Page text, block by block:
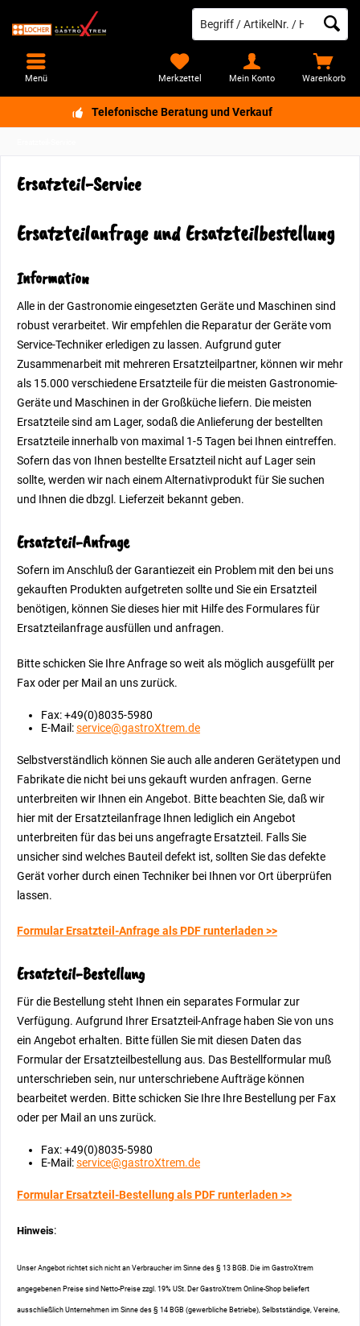
Telefonische Beratung und Verkauf
Warenkorb
Merkzettel Mein Konto
Menü
Ersatzteil-Service
Ersatzteilanfrage und Ersatzteilbestellung
Information
Alle in der Gastronomie eingesetzten Geräte und Maschinen sind
robust verarbeitet. Wir empfehlen die Reparatur der Geräte vom
Service-Techniker erledigen zu lassen. Aufgrund guter
Zusammenarbeit mit mehreren Ersatzteilpartner, können wir mehr
als 15.000 verschiedene Ersatzteile für die meisten Gastronomie-
Geräte und Maschinen in der Großküche liefern. Die meisten
Ersatzteile sind am Lager, sodaß die Anlieferung der bestellten
Ersatzteile innerhalb von maximal 1-5 Tagen bei Ihnen eintreffen.
Sofern das von Ihnen bestellte Ersatzteil nicht auf Lager sein
sollte, werden wir nach einem Alternativprodukt für Sie suchen
und Ihnen die dbzgl. Lieferzeit bekannt geben.
Ersatzteil-Anfrage
Sofern im Anschluß der Garantiezeit ein Problem mit den bei uns
gekauften Produkten aufgetreten sollte und Sie ein Ersatzteil
benötigen, können Sie dieses hier mit Hilfe des Formulares für
Ersatzteilanfrage ausfüllen und anfragen.
Bitte schicken Sie Ihre Anfrage so weit als möglich ausgefüllt per
Fax oder per Mail an uns zurück.
Fax: +49(0)8035-5980
E-Mail:service@gastroXtrem.de
Selbstverständlich können Sie auch alle anderen Gerätetypen und
Fabrikate die nicht bei uns gekauft wurden anfragen. Gerne
unterbreiten wir Ihnen ein Angebot. Bitte beachten Sie, daß wir
hier mit der Ersatzteilanfrage Ihnen lediglich ein Angebot
unterbreiten für das bei uns angefragte Ersatzteil. Falls Sie
unsicher sind welches Bauteil defekt ist, sollten Sie das defekte
Gerät vorher durch einen Techniker bei Ihnen vor Ort überprüfen
lassen.
Formular Ersatzteil-Anfrage als PDF runterladen >>
Ersatzteil-Bestellung
Für die Bestellung steht Ihnen ein separates Formular zur
Verfügung. Aufgrund Ihrer Ersatzteil-Anfrage haben Sie von uns
ein Angebot erhalten. Bitte füllen Sie mit diesen Daten das
Formular der Ersatzteilbestellung aus. Das Bestellformular muß
unterschrieben sein, nur unterschriebene Aufträge können
bearbeitet werden. Bitte schicken Sie Ihre Ihre Bestellung per Fax
oder per Mail an uns zurück.
Fax: +49(0)8035-5980
E-Mail:service@gastroXtrem.de
Formular Ersatzteil-Bestellung als PDF runterladen >>
Hinweis:
Unser Angebot richtet sich nicht an Verbraucher im Sinne des § 13 BGB. Die im GastroXtrem
angegebenen Preise sind Netto-Preise zzgl. 19% USt. Der GastroXtrem Online-Shop beliefert
ausschließlich Unternehmen im Sinne des § 14 BGB (gewerbliche Betriebe), Selbstständige, Vereine,